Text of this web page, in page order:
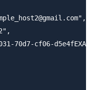
70d7-cf06-